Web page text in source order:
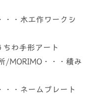
・・木工作ワークシ
わ手形アート
/MORIMO・・・積み
・・ネームプレート